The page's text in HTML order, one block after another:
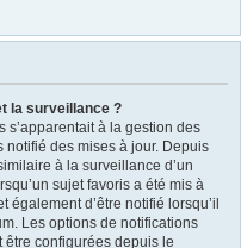
la surveillance ?
s’apparentait à la gestion des
notifié des mises à jour. Depuis
à la surveillance d’un
sujet favoris a été mis à
d’être notifié lorsqu’il
Les options de notifications
configurées depuis le